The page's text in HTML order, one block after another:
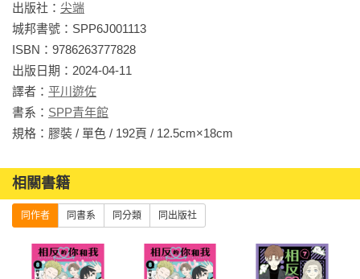
出版社： 尖端
城邦書號：SPP6J001113
ISBN：9786263777828
出版日期：2024-04-11
譯者： 平川遊佐
書系： SPP青年館
規格：膠裝 / 單色 / 192頁 / 12.5cm×18cm
相關書籍
同作者 同書系 同分類 同出版社